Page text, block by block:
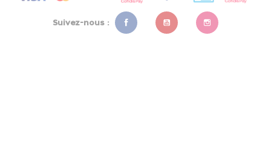
Suivez-nous :
FacebookYouTubeInstagram